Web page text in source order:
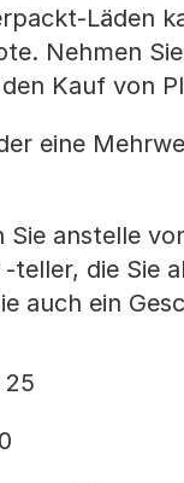
Läden
Nehmen
Kauf von
eine
Sie anstelle
die Sie
auch ein
25